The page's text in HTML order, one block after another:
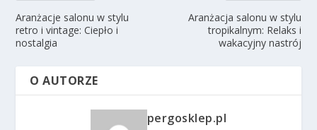
Aranżacje salonu w stylu
retro i vintage: Ciepło i
nostalgia
Aranżacja salonu w stylu
tropikalnym: Relaks i
wakacyjny nastrój
O AUTORZE
pergosklep.pl